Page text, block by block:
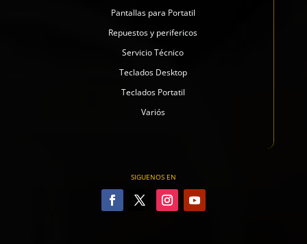
Pantallas para Portatil
Repuestos y perifericos
Servicio Técnico
Teclados Desktop
Teclados Portatil
Variós
SIGUENOS EN